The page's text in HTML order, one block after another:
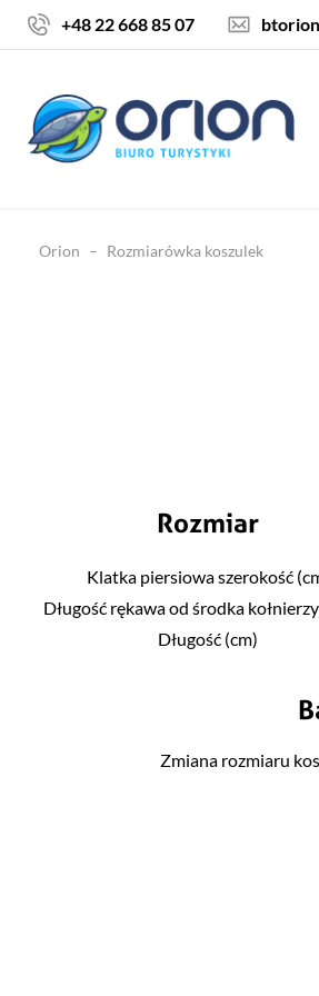
Skocz do treści
+48 22 668 85 07
Orion – Rozmiarówka koszulek
Rozmiar
Klatka piersiowa szerokość
Długość rękawa od środka
Długość (cm)
Zmiana rozmiaru